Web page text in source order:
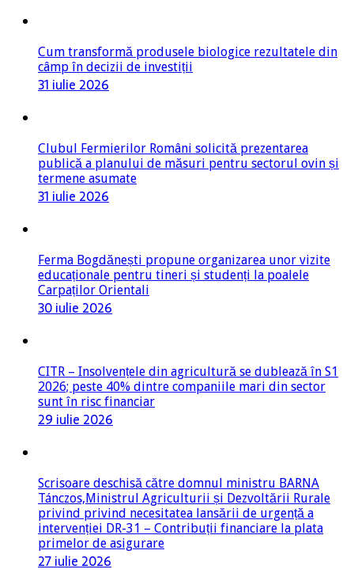
Cum transformă produsele biologice rezultatele din
câmp în decizii de investiții
31 iulie 2026
Clubul Fermierilor Români solicită prezentarea
publică a planului de măsuri pentru sectorul ovin și
termene asumate
31 iulie 2026
Ferma Bogdănești propune organizarea unor vizite
educaționale pentru tineri și studenți la poalele
Carpaților Orientali
30 iulie 2026
CITR – Insolvențele din agricultură se dublează în S1
2026; peste 40% dintre companiile mari din sector
sunt în risc financiar
29 iulie 2026
Scrisoare deschisă către domnul ministru BARNA
Tánczos,Ministrul Agriculturii și Dezvoltării Rurale
privind privind necesitatea lansării de urgență a
intervenției DR-31 – Contribuții financiare la plata
primelor de asigurare
27 iulie 2026